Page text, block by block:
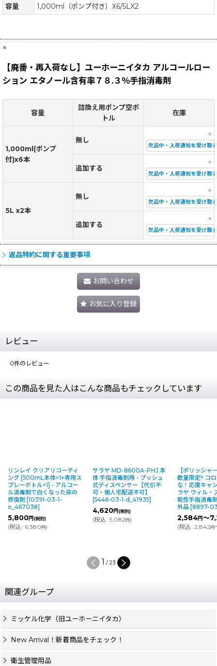
容量 1,000ml（ポンプ付き）X6/5LX2
×
【廃番・再入荷なし】ユーホーニイタカ アルコールロー
ション エタノール含有率７８.３％手指消毒剤
容量
詰換え用ポンプ空ボ
トル
在庫
1,000ml(ポンプ
付)x6本
無し
×
欠品中・入荷通知を受け取る
追加する
×
欠品中・入荷通知を受け取る
5L x2本
無し
×
欠品中・入荷通知を受け取る
追加する
×
欠品中・入荷通知を受け取る
返品特約に関する重要事項
お問い合わせ
お気に入り登録
レビュー
0件のレビュー
この商品を見た人はこんな商品もチェックしています
リンレイ クリアリコーティ
ング [500mL本体×1+専用ス
プレーボトル×1] - アルコー
ル消毒剤で白くなった床の
修復剤 [10391-03-1-
o_467038]
5,800円(税別)
(税込: 6,380円)
サラヤ MD-8600A-PHJ 本
体 手指消毒剤用 - プッシュ
式ディスペンサー【代引不
可・個人宅配送不可】
[5446-03-1-d_41935]
4,620円(税別)
(税込: 5,082円)
【ポリッシ
数量限定!! コ
な！応援キャ
ラヤ ウィル・
乾性手指消毒
外品 [8897-
2,584円～
(税込: 2,842円
1 / 23
関連グループ
ミッケル化学（旧ユーホーニイタカ）
New Arrival！新着商品をチェック！
衛生管理用品